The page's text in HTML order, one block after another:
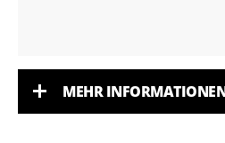
MEHR